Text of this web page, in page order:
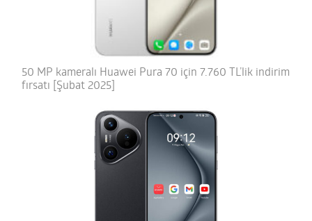
50 MP kameralı Huawei Pura 70 için 7.760 TL’lik indirim
fırsatı [Şubat 2025]